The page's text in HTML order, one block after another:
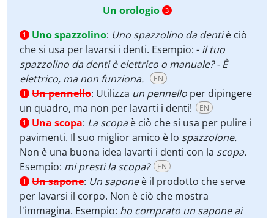
Un orologio 3
1 Uno spazzolino: Uno spazzolino da dentiè ciò
che si usa per lavarsi i denti. Esempio: - il tuo
spazzolino da denti è elettrico o manuale? - È
elettrico, ma non funziona.
EN
1 Un pennello: Utilizza un pennello per dipingere
un quadro, ma non per lavarti i denti!
EN
1 Una scopa: La scopaè ciò che si usa per pulire i
pavimenti. Il suo miglior amico è lo spazzolone.
Non è una buona idea lavarti i denti con la scopa.
Esempio: mi presti la scopa? EN
1 Un sapone: Un saponeè il prodotto che serve
per lavarsi il corpo. Non è ciò che mostra
l'immagina. Esempio: ho comprato un sapone ai